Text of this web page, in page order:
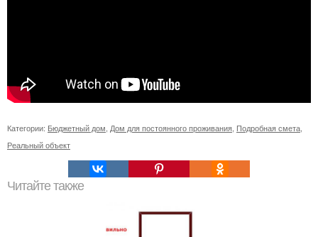
Категории: Бюджетный дом Дом для постоянного проживания Подробная смета
Реальный объект
Читайте также